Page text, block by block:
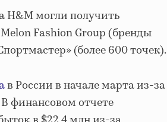
H&M могли получить
Fashion Group (бренды
(более 600 точек).
в России в начале марта из-за
финансовом отчете